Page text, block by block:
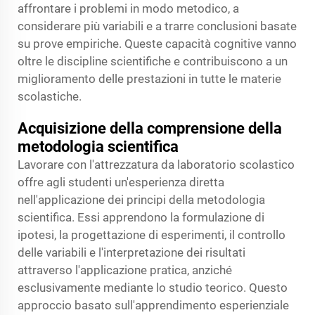
affrontare i problemi in modo metodico, a
considerare più variabili e a trarre conclusioni basate
su prove empiriche. Queste capacità cognitive vanno
oltre le discipline scientifiche e contribuiscono a un
miglioramento delle prestazioni in tutte le materie
scolastiche.
Acquisizione della comprensione della
metodologia scientifica
Lavorare con l'attrezzatura da laboratorio scolastico
offre agli studenti un'esperienza diretta
nell'applicazione dei principi della metodologia
scientifica. Essi apprendono la formulazione di
ipotesi, la progettazione di esperimenti, il controllo
delle variabili e l'interpretazione dei risultati
attraverso l'applicazione pratica, anziché
esclusivamente mediante lo studio teorico. Questo
approccio basato sull'apprendimento esperienziale